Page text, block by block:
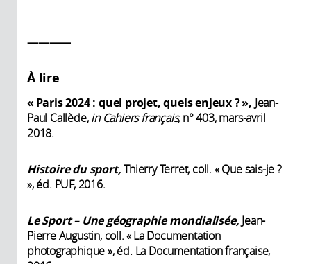
————
À lire
« Paris 2024 : quel projet, quels enjeux ? », Jean-
Paul Callède,in Cahiers français,n° 403, mars-avril
2018.
Histoire du sport,Thierry Terret, coll. « Que sais-je ?
», éd. PUF, 2016.
Le Sport – Une géographie mondialisée, Jean-
Pierre Augustin, coll. « La Documentation
photographique », éd. La Documentation française,